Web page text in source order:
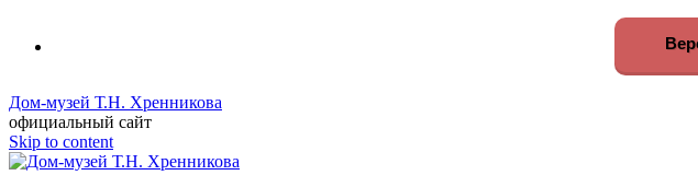
Дом-музей Т.Н. Хренникова
официальный сайт
Skip to content